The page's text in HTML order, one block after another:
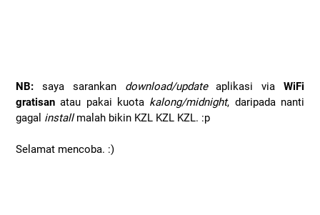
NB: saya sarankan download/updateaplikasi via WiFi
gratisan atau pakai kuota kalong/midnight, daripada nanti
gagal installmalah bikin KZL KZL KZL. :p
Selamat mencoba. :)